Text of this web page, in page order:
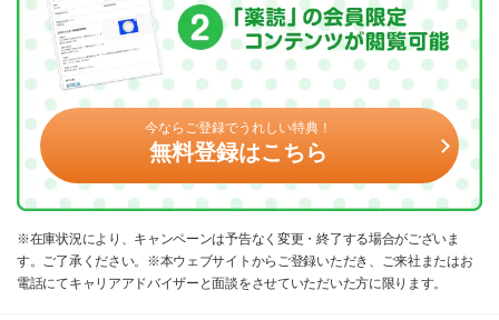
今ならご登録でうれしい特典！
無料登録はこちら
※在庫状況により、キャンペーンは予告なく変更・終了する場合がございま
す。ご了承ください。※本ウェブサイトからご登録いただき、ご来社またはお
電話にてキャリアアドバイザーと面談をさせていただいた方に限ります。